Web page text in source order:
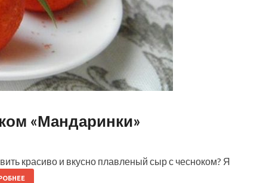
«Мандаринки»
красиво и вкусно плавленый сыр с чесноком? Я